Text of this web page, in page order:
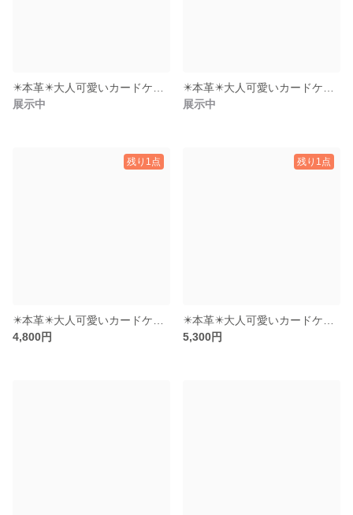
展示中
展示中
残り1点
4,800円
残り1点
5,300円